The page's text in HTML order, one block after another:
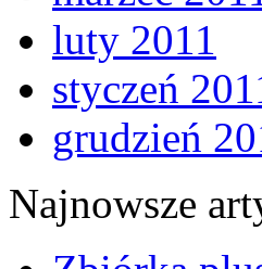
luty 2011
styczeń
grudzień
Najnowsze